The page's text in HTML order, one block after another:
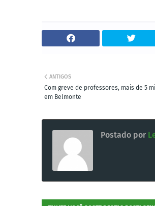
ANTIGOS
Com greve de professores, mais de 5
em Belmonte
Postado por